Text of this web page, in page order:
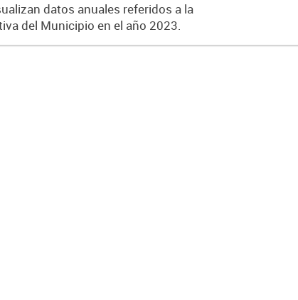
datos anuales referidos a la
del Municipio en el año 2023.